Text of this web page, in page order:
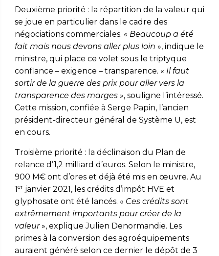
Deuxième priorité : la répartition de la valeur qui
se joue en particulier dans le cadre des
négociations commerciales. « Beaucoup a été
fait mais nous devons aller plus loin », indique le
ministre, qui place ce volet sous le triptyque
confiance – exigence – transparence. « Il faut
sortir de la guerre des prix pour aller vers la
transparence des marges », souligne l’intéressé.
Cette mission, confiée à Serge Papin, l’ancien
président-directeur général de Système U, est
en cours.
Troisième priorité : la déclinaison du Plan de
relance d’1,2 milliard d’euros. Selon le ministre,
900 M€ ont d’ores et déjà été mis en œuvre. Au
1 er janvier 2021, les crédits d’impôt HVE et
glyphosate ont été lancés. « Ces crédits sont
extrêmement importants pour créer de la
valeur», explique Julien Denormandie. Les
primes à la conversion des agroéquipements
auraient généré selon ce dernier le dépôt de 3